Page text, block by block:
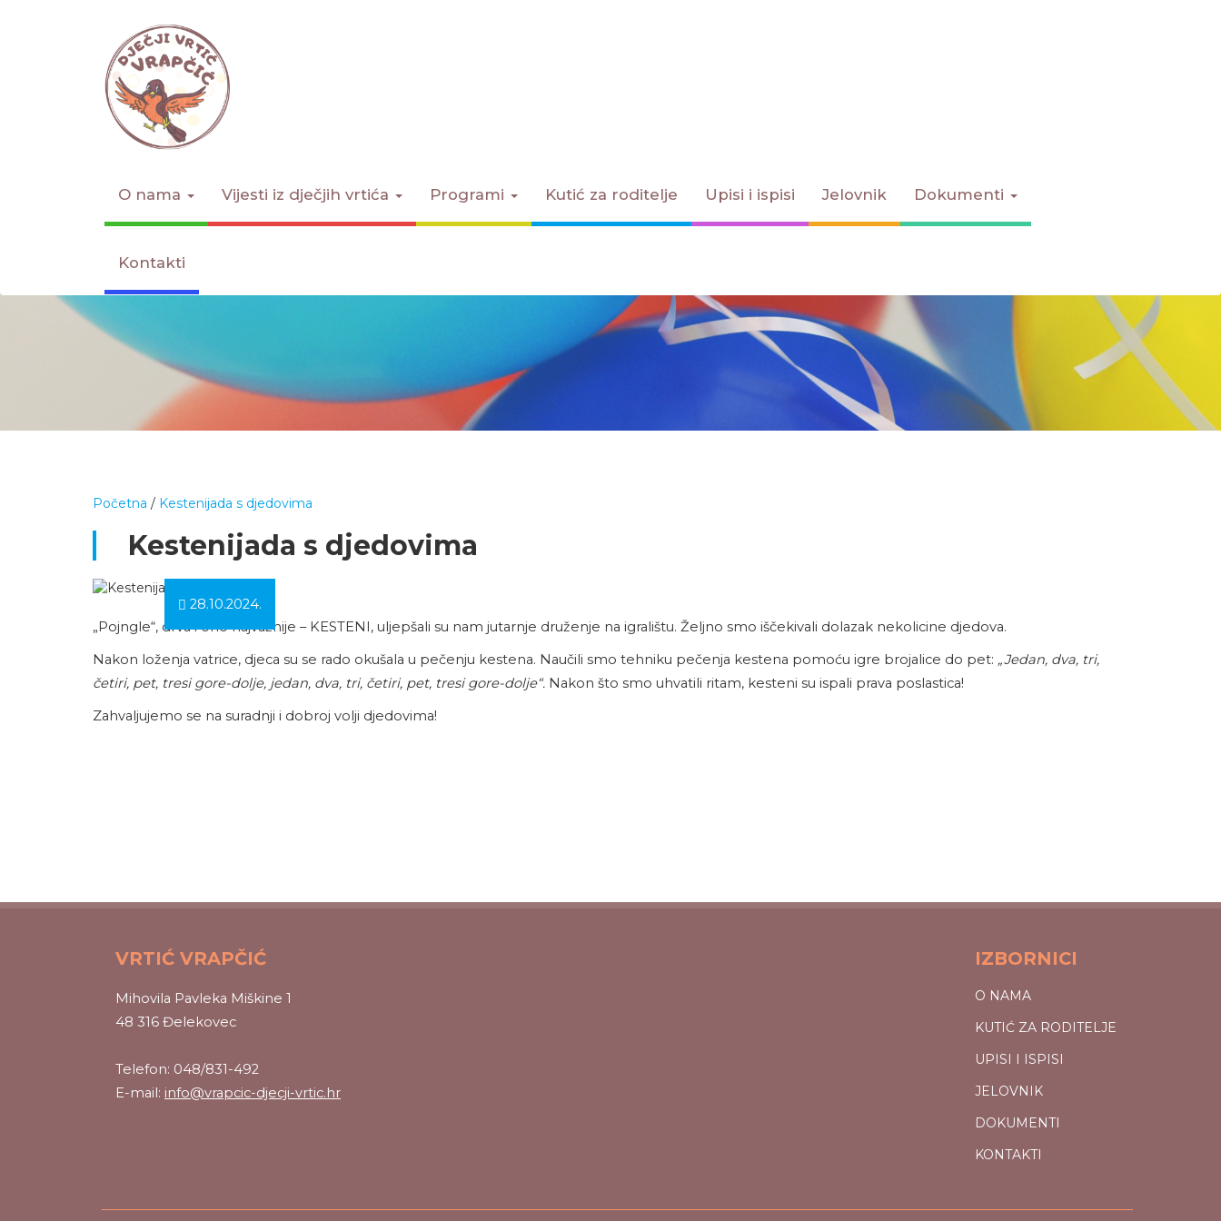
O nama Vijesti iz dječjih vrtića Programi Kutić za roditelje Upisi i ispisi Jelovnik Dokumenti
Kontakti
Početna / Kestenijada s djedovima
Kestenijada s djedovima
28.10.2024.
„Pojngle“, drva i ono najvažnije – KESTENI, uljepšali su nam jutarnje druženje na igralištu. Željno smo iščekivali dolazak nekolicine djedova.
Nakon loženja vatrice, djeca su se rado okušala u pečenju kestena. Naučili smo tehniku pečenja kestena pomoću igre brojalice do pet: „Jedan, dva, tri,
četiri, pet, tresi gore-dolje, jedan, dva, tri, četiri, pet, tresi gore-dolje“. Nakon što smo uhvatili ritam, kesteni su ispali prava poslastica!
Zahvaljujemo se na suradnji i dobroj volji djedovima!
VRTIĆ VRAPČIĆ
Mihovila Pavleka Miškine 1
48 316 Đelekovec
Telefon: 048/831-492
E-mail: info@vrapcic-djecji-vrtic.hr
IZBORNICI
O NAMA
KUTIĆ ZA RODITELJE
UPISI I ISPISI
JELOVNIK
DOKUMENTI
KONTAKTI